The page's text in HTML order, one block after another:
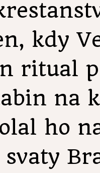
kdy
ritual
na
ho
svaty